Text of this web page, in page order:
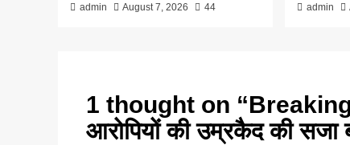
admin August 7, 2026 44 admin
1 thought on “Breaking
आरोपियों की उम्रकैद की सजा